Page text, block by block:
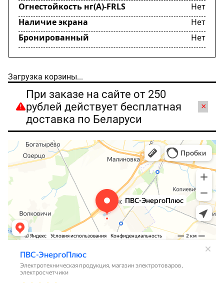
Огнестойкость нг(А)-FRLS
Нет
Наличие экрана
Нет
Бронированный
Нет
Загрузка корзины...
При заказе на сайте от 250
рублей действует бесплатная
доставка по Беларуси
×